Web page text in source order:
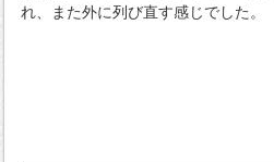
れ、また外に列び直す感じでした。